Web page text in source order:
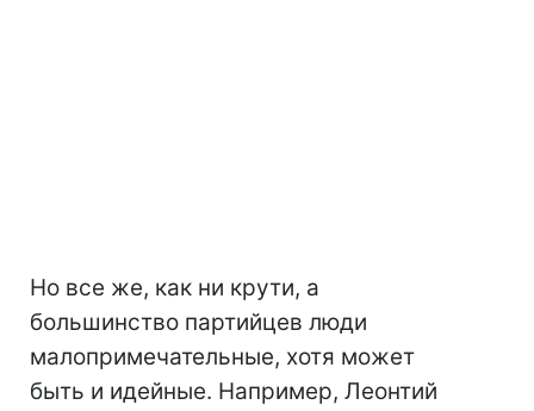
Но все же, как ни крути, а
большинство партийцев люди
малопримечательные, хотя может
быть и идейные. Например, Леонтий